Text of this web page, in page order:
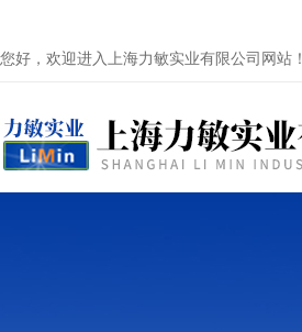
您好，欢迎进入上海力敏实业有限公司网站！